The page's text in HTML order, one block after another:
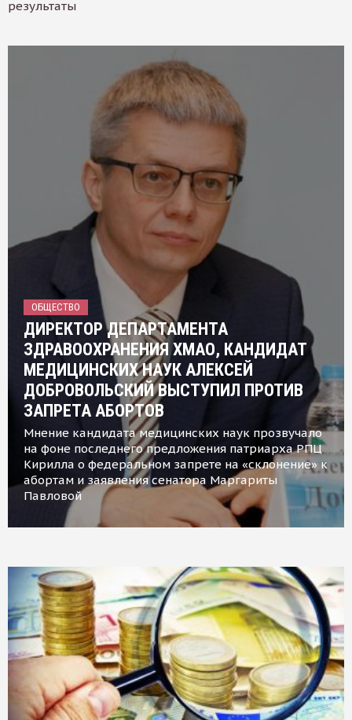
результаты
ОБЩЕСТВО
ДИРЕКТОР ДЕПАРТАМЕНТА
ЗДРАВООХРАНЕНИЯ ХМАО, КАНДИДАТ
МЕДИЦИНСКИХ НАУК АЛЕКСЕЙ
ДОБРОВОЛЬСКИЙ ВЫСТУПИЛ ПРОТИВ
ЗАПРЕТА АБОРТОВ
Мнение кандидата медицинских наук прозвучало
на фоне последнего предложения патриарха РПЦ
Кирилла о федеральном запрете на «склонение» к
абортам и заявления сенатора Маргариты
Павловой